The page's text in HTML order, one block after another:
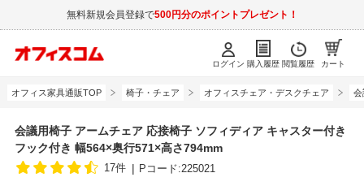
無料新規会員登録で500円分のポイントプレゼント！
ログイン 購入履歴 閲覧履歴 カート
オフィス家具通販TOP 椅子・チェア オフィスチェア・デスクチェア 会
会議用椅子 アームチェア 応接椅子 ソフィディア キャスター付き
フック付き 幅564×奥行571×高さ794mm
17件 Pコード:225021